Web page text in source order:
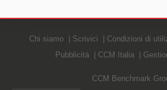
Chi siamo Scrivici Condizioni di
Pubblicità
CCM Italia
CCM Benchmark